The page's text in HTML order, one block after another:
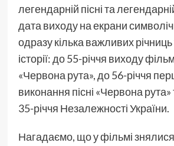
легендарній пісні та
дата виходу на екрани
одразу кілька важливих річниць
історії: до 55-річчя виходу
«Червона рута», до 56-річчя
виконання пісні «Червона
35-річчя Незалежності України.
Нагадаємо, що у фільмі